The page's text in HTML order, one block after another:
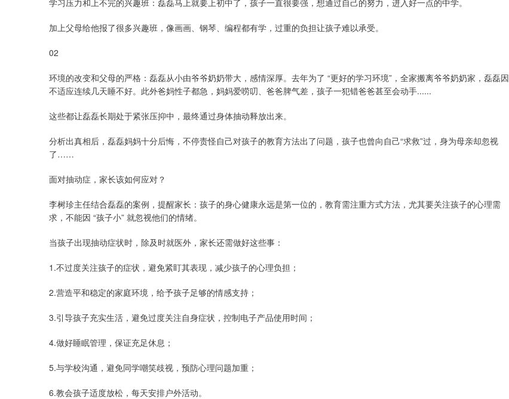
学习压力和上不完的兴趣班：磊磊马上就要上初中了，孩子一直很要强，想通过自己的努力，进入好一点的中学。
加上父母给他报了很多兴趣班，像画画、钢琴、编程都有学，过重的负担让孩子难以承受。
02
环境的改变和父母的严格：磊磊从小由爷爷奶奶带大，感情深厚。去年为了 “更好的学习环境”，全家搬离爷爷奶奶家，磊磊因
不适应连续几天睡不好。此外爸妈性子都急，妈妈爱唠叨、爸爸脾气差，孩子一犯错爸爸甚至会动手......
这些都让磊磊长期处于紧张压抑中，最终通过身体抽动释放出来。
分析出真相后，磊磊妈妈十分后悔，不停责怪自己对孩子的教育方法出了问题，孩子也曾向自己“求救”过，身为母亲却忽视
了……
面对抽动症，家长该如何应对？
李树珍主任结合磊磊的案例，提醒家长：孩子的身心健康永远是第一位的，教育需注重方式方法，尤其要关注孩子的心理需
求，不能因 “孩子小” 就忽视他们的情绪。
当孩子出现抽动症状时，除及时就医外，家长还需做好这些事：
1.不过度关注孩子的症状，避免紧盯其表现，减少孩子的心理负担；
2.营造平和稳定的家庭环境，给予孩子足够的情感支持；
3.引导孩子充实生活，避免过度关注自身症状，控制电子产品使用时间；
4.做好睡眠管理，保证充足休息；
5.与学校沟通，避免同学嘲笑歧视，预防心理问题加重；
6.教会孩子适度放松，每天安排户外活动。